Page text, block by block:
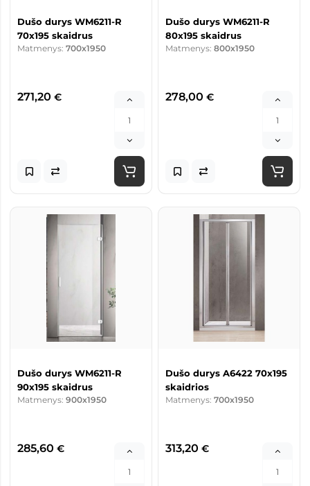
Dušo durys WM6211-R
70x195 skaidrus
Matmenys: 700x1950
271,20 €
Dušo durys WM6211-R
80x195 skaidrus
Matmenys: 800x1950
278,00 €
Dušo durys WM6211-R
90x195 skaidrus
Matmenys: 900x1950
285,60 €
Dušo durys A6422 70x195
skaidrios
Matmenys: 700x1950
313,20 €